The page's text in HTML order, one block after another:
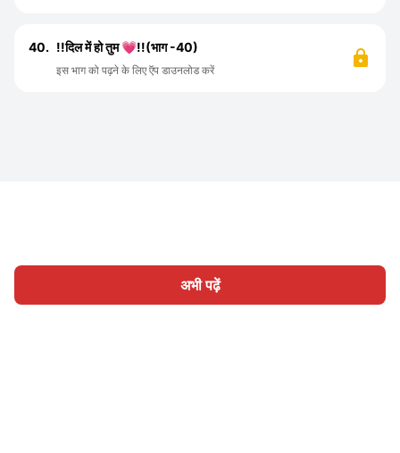
अभी पढ़ें
40. !!दिल में हो तुम 💗!!(भाग -40)
इस भाग को पढ़ने के लिए ऍप डाउनलोड करें
होम श्रेणी लिखिए लेख साइन इन